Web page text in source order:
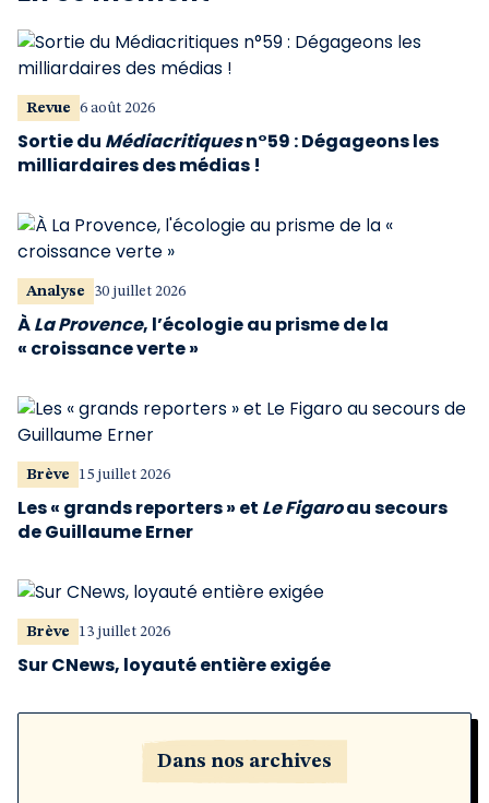
Revue 6 août 2026
Sortie du Médiacritiquesn°59 : Dégageons les
milliardaires des médias !
Analyse 30 juillet 2026
ÀLa Provence, l’écologie au prisme de la
« croissance verte »
Brève 15 juillet 2026
Les « grands reporters » et Le Figaroau secours
de Guillaume Erner
Brève 13 juillet 2026
Sur CNews, loyauté entière exigée
Dans nos archives